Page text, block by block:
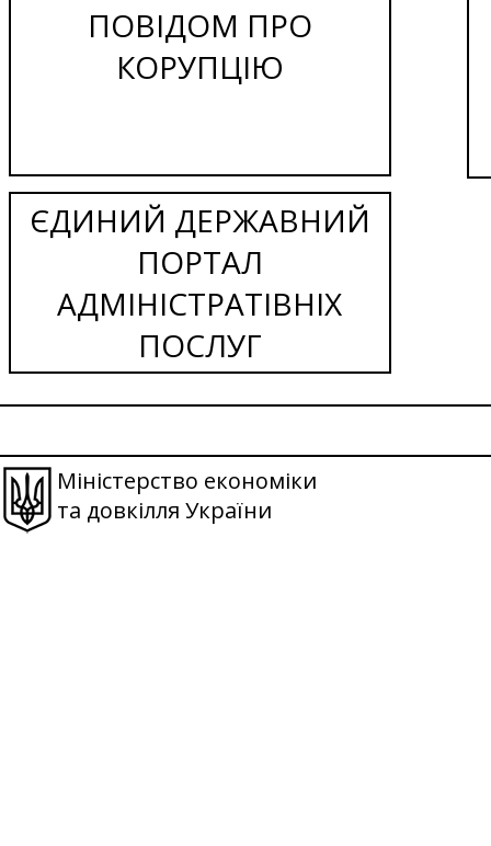
ПОВІДОМ ПРО
КОРУПЦІЮ
ЄДИНИЙ ДЕРЖАВНИЙ
ПОРТАЛ
АДМІНІСТРАТІВНІХ
ПОСЛУГ
Міністерство економіки
та довкілля України